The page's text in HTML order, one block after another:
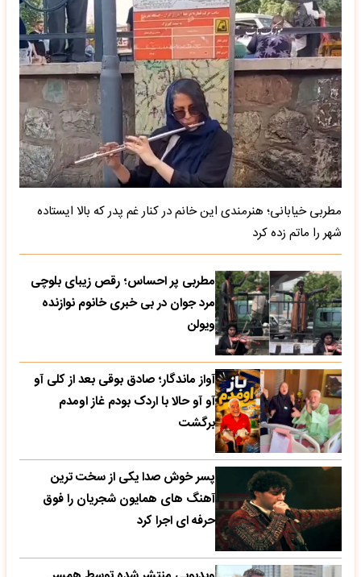
مطربی خیابانی؛ هنرمندی این خانم در کنار غم پدر که بالا ایستاده
شهر را ماتم زده کرد
مطربی پر احساس؛ رقص زیبای بلوچی
مرد جوان در بی خبری خانوم نوازنده
ویولن
آواز ماندگار؛ صادق بوقی بعد از کلی آو
آو آو حالا با اردک بودم غاز اومدم
برگشت
پسر خوش صدا یکی از سخت ترین
آهنگ های همایون شجریان را فوق
حرفه ای اجرا کرد